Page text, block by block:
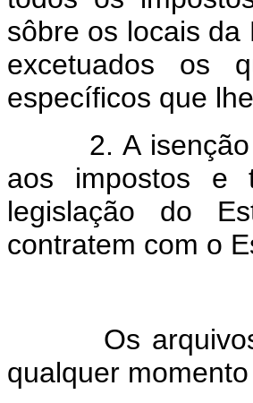
sôbre os locais da
excetuados os
específicos que
2. A isenção
aos impostos e
legislação do
contratem com o
Os arquivos e
qualquer